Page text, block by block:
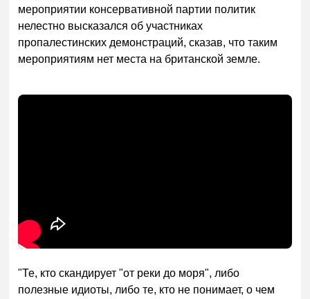
мероприятии консервативной партии политик
нелестно высказался об участниках
пропалестинских демонстраций, сказав, что таким
мероприятиям нет места на британской земле.
"Те, кто скандирует "от реки до моря", либо
полезные идиоты, либо те, кто не понимает, о чем